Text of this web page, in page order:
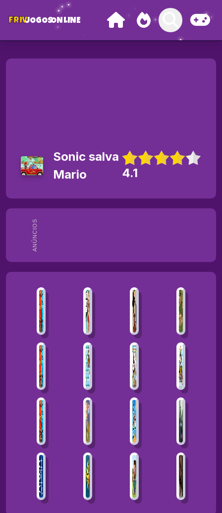
FRIVJOGOSONLINE
ANÚNCIOS
Sonic salva
Mario
4.1